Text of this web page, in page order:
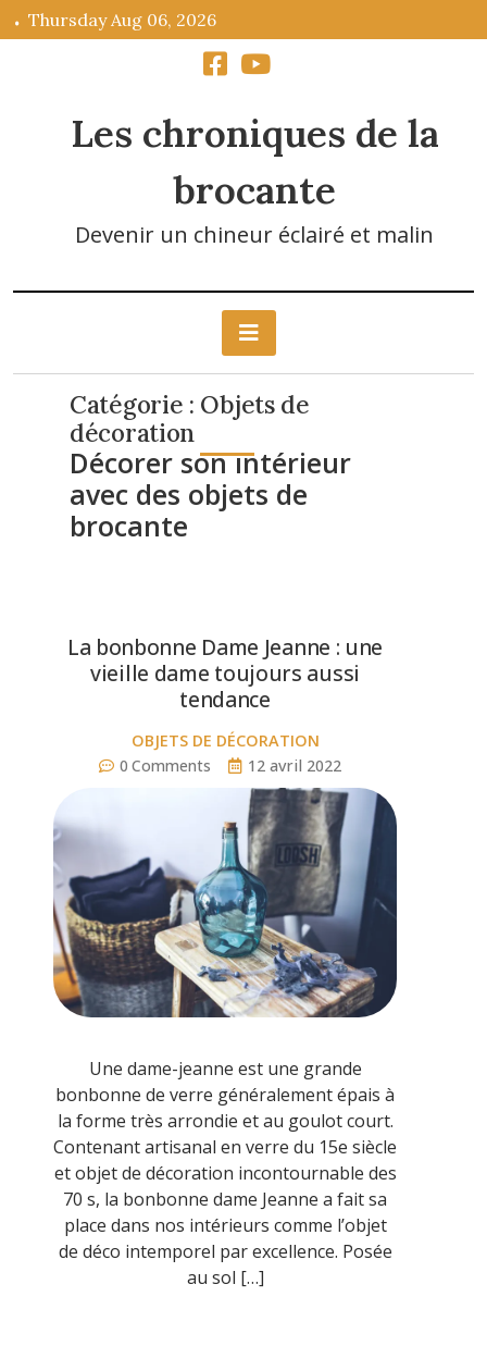
Skip
to
Thursday Aug 06, 2026
Les chroniques de la
brocante
Devenir un chineur éclairé et malin
Catégorie : Objets de
décoration
Décorer son intérieur
avec des objets de
brocante
La bonbonne Dame Jeanne : une
vieille dame toujours aussi
tendance
OBJETS DE DÉCORATION
métier
,
vintage
0 Comments 12 avril 2022
Stephanie
Une dame-jeanne est une grande
bonbonne de verre généralement épais à
la forme très arrondie et au goulot court.
Contenant artisanal en verre du 15e siècle
et objet de décoration incontournable des
70 s, la bonbonne dame Jeanne a fait sa
place dans nos intérieurs comme l’objet
de déco intemporel par excellence. Posée
au sol […]